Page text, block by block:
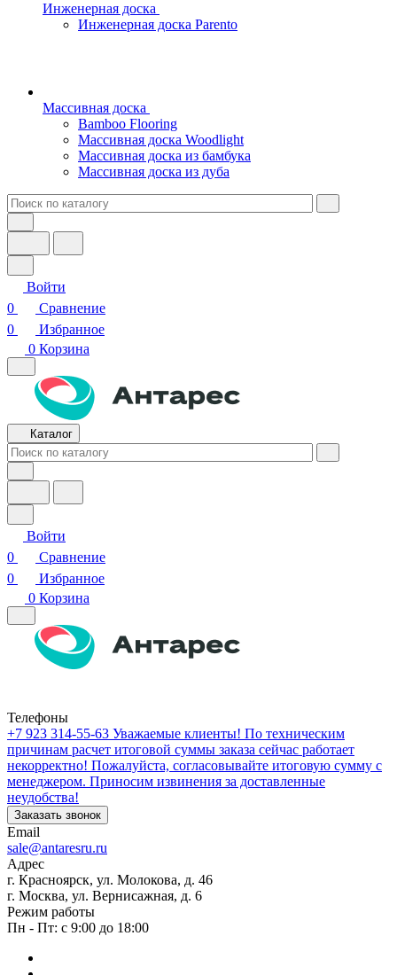
Инженерная доска
Инженерная доска Parento
Массивная доска
Bamboo Flooring
Массивная доска Woodlight
Массивная доска из бамбука
Массивная доска из дуба
Войти
0
Сравнение
0
Избранное
0 Корзина
Каталог
Войти
0
Сравнение
0
Избранное
0 Корзина
Телефоны
+7 923 314-55-63 Уважаемые клиенты! По техническим
причинам расчет итоговой суммы заказа сейчас работает
некорректно! Пожалуйста, согласовывайте итоговую сумму с
менеджером. Приносим извинения за доставленные
неудобства!
Заказать звонок
Email
sale@antaresru.ru
Адрес
г. Красноярск, ул. Молокова, д. 46
г. Москва, ул. Вернисажная, д. 6
Режим работы
Пн - Пт: с 9:00 до 18:00